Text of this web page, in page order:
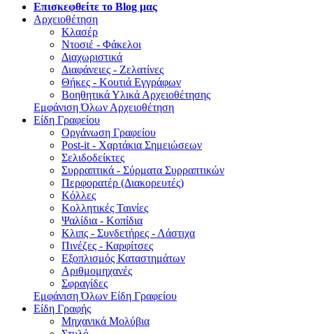
Επισκεφθείτε το Blog μας
Αρχειοθέτηση
Κλασέρ
Ντοσιέ - Φάκελοι
Διαχωριστικά
Διαφάνειες - Ζελατίνες
Θήκες - Κουτιά Εγγράφων
Βοηθητικά Υλικά Αρχειοθέτησης
Εμφάνιση Όλων Αρχειοθέτηση
Είδη Γραφείου
Οργάνωση Γραφείου
Post-it - Χαρτάκια Σημειώσεων
Σελιδοδείκτες
Συρραπτικά - Σύρματα Συρραπτικών
Περφορατέρ (Διακορευτές)
Κόλλες
Κολλητικές Ταινίες
Ψαλίδια - Κοπίδια
Κλιπς - Συνδετήρες - Λάστιχα
Πινέζες - Καρφίτσες
Εξοπλισμός Καταστημάτων
Αριθμομηχανές
Σφραγίδες
Εμφάνιση Όλων Είδη Γραφείου
Είδη Γραφής
Μηχανικά Μολύβια